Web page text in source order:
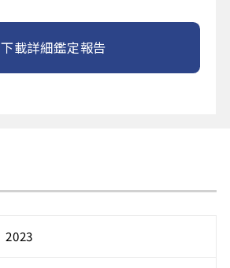
下載詳細鑑定報告
2023